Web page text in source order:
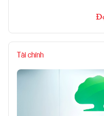
Tài chính